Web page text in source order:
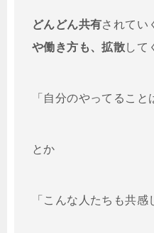
どんどん共有されてい
や働き方も、拡散して
「自分のやってること
とか
「こんな人たちも共感